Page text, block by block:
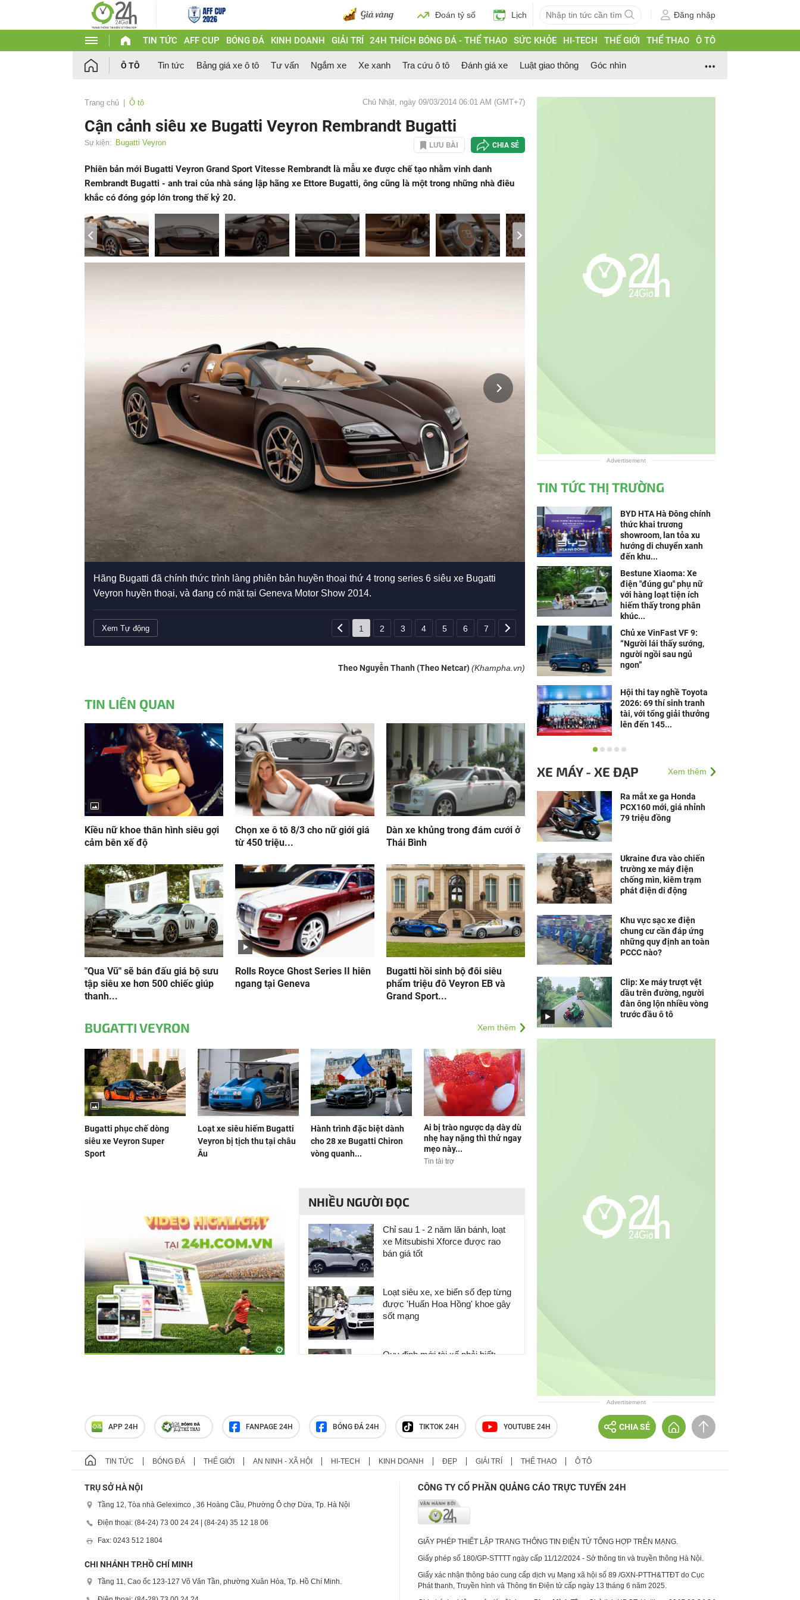
Đoán tỷ số Lịch Đăng nhập
TIN TỨC AFF CUP BÓNG ĐÁ KINH DOANH GIẢI TRÍ 24H THÍCH BÓNG ĐÁ - THỂ THAO SỨC KHỎE HI-TECH THẾ GIỚI THỂ THAO Ô TÔ
Ô TÔ Tin tức Bảng giá xe ô tô Tư vấn Ngắm xe Xe xanh Tra cứu ô tô Đánh giá xe Luật giao thông Góc nhìn
Trang chủ Ô tô Chủ Nhật, ngày 09/03/2014 06:01 AM (GMT+7)
Cận cảnh siêu xe Bugatti Veyron Rembrandt Bugatti
Sự kiện: Bugatti Veyron LƯU BÀI CHIA SẺ
Phiên bản mới Bugatti Veyron Grand Sport Vitesse Rembrandt là mẫu xe được chế tạo nhằm vinh danh
Rembrandt Bugatti - anh trai của nhà sáng lập hãng xe Ettore Bugatti, ông cũng là một trong những nhà điêu
khắc có đóng góp lớn trong thế kỷ 20.
Hãng Bugatti đã chính thức trình làng phiên bản huyền thoại thứ 4 trong series 6 siêu xe Bugatti
Veyron huyền thoại, và đang có mặt tại Geneva Motor Show 2014.
Xem Tự động 1 2 3 4 5 6 7
Theo Nguyễn Thanh (Theo Netcar)(Khampha.vn)
TIN LIÊN QUAN
Kiều nữ khoe thân hình siêu gợi
cảm bên xế độ
Chọn xe ô tô 8/3 cho nữ giới giá
từ 450 triệu...
Dàn xe khủng trong đám cưới ở
Thái Bình
"Qua Vũ" sẽ bán đấu giá bộ sưu
tập siêu xe hơn 500 chiếc giúp
thanh...
Rolls Royce Ghost Series II hiên
ngang tại Geneva
Bugatti hồi sinh bộ đôi siêu
phẩm triệu đô Veyron EB và
Grand Sport...
BUGATTI VEYRON Xem thêm
Bugatti phục chế dòng
siêu xe Veyron Super
Sport
Loạt xe siêu hiếm Bugatti
Veyron bị tịch thu tại châu
Âu
Hành trình đặc biệt dành
cho 28 xe Bugatti Chiron
vòng quanh...
Ai bị trào ngược dạ dày dù
nhẹ hay nặng thì thử ngay
mẹo này...
Tin tài trợ
NHIỀU NGƯỜI ĐỌC
Chỉ sau 1 - 2 năm lăn bánh, loạt
xe Mitsubishi Xforce được rao
bán giá tốt
Loạt siêu xe, xe biển số đẹp từng
được 'Huấn Hoa Hồng' khoe gây
sốt mạng
Quy định mới tài xế phải biết:
Vì sao mẫu xe Nhật này vẫn
được yêu thích dù không thiếu
lựa chọn khác?
Advertisement
TIN TỨC THỊ TRƯỜNG
BYD HTA Hà Đông chính
thức khai trương
showroom, lan tỏa xu
hướng di chuyển xanh
đến khu...
Bestune Xiaoma: Xe
điện "đúng gu" phụ nữ
với hàng loạt tiện ích
hiếm thấy trong phân
khúc...
Chủ xe VinFast VF 9:
“Người lái thấy sướng,
người ngồi sau ngủ
ngon”
Hội thi tay nghề Toyota
2026: 69 thí sinh tranh
tài, với tổng giải thưởng
lên đến 145...
An tâm vận hành “chất”
“chuẩn Âu” của Skoda
XE MÁY - XE ĐẠP Xem thêm
Ra mắt xe ga Honda
PCX160 mới, giá nhỉnh
79 triệu đồng
Ukraine đưa vào chiến
trường xe máy điện
chống mìn, kiêm trạm
phát điện di động
Khu vực sạc xe điện
chung cư cần đáp ứng
những quy định an toàn
PCCC nào?
Clip: Xe máy trượt vệt
dầu trên đường, người
đàn ông lộn nhiều vòng
trước đầu ô tô
Advertisement
APP 24H FANPAGE 24H BÓNG ĐÁ 24H TIKTOK 24H YOUTUBE 24H CHIA SẺ
TIN TỨC BÓNG ĐÁ THẾ GIỚI AN NINH - XÃ HỘI HI-TECH KINH DOANH ĐẸP GIẢI TRÍ THỂ THAO Ô TÔ
TRỤ SỞ HÀ NỘI
Tầng 12, Tòa nhà Geleximco , 36 Hoàng Cầu, Phường Ô chợ Dừa, Tp. Hà Nội
Điện thoại: (84-24) 73 00 24 24 | (84-24) 35 12 18 06
Fax: 0243 512 1804
CHI NHÁNH TP.HỒ CHÍ MINH
Tầng 11, Cao ốc 123-127 Võ Văn Tần, phường Xuân Hòa, Tp. Hồ Chí Minh.
CÔNG TY CỔ PHẦN QUẢNG CÁO TRỰC TUYẾN 24H
GIẤY PHÉP THIẾT LẬP TRANG THÔNG TIN ĐIỆN TỬ TỔNG HỢP TRÊN MẠNG.
Giấy phép số 180/GP-STTTT ngày cấp 11/12/2024 - Sở thông tin và truyền thông Hà Nội.
Giấy xác nhận thông báo cung cấp dịch vụ Mạng xã hội số 89 /GXN-PTTH&TTĐT do Cục
Phát thanh, Truyền hình và Thông tin Điện tử cấp ngày 13 tháng 6 năm 2025.